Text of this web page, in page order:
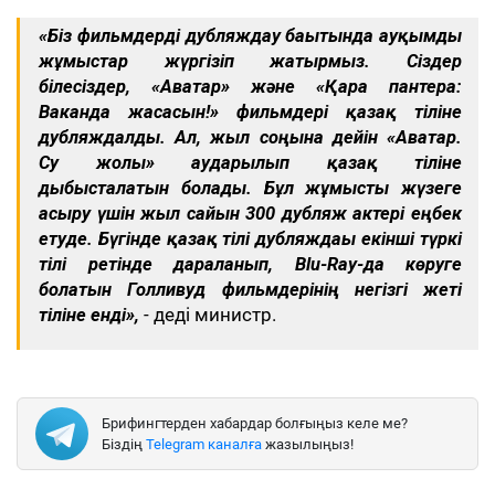
«Біз фильмдерді дубляждау бағытында ауқымды
жұмыстар жүргізіп жатырмыз. Сіздер
білесіздер, «Аватар» және «Қара пантера:
Ваканда жасасын!» фильмдері қазақ тіліне
дубляждалды. Ал, жыл соңына дейін «Аватар.
Су жолы» аударылып қазақ тіліне
дыбысталатын болады. Бұл жұмысты жүзеге
асыру үшін жыл сайын 300 дубляж актері еңбек
етуде. Бүгінде қазақ тілі дубляждағы екінші түркі
тілі ретінде дараланып, Blu-Ray-да көруге
болатын Голливуд фильмдерінің негізгі жеті
тіліне енді», - деді министр.
Брифингтерден хабардар болғыңыз келе ме?
Біздің Telegram каналға жазылыңыз!